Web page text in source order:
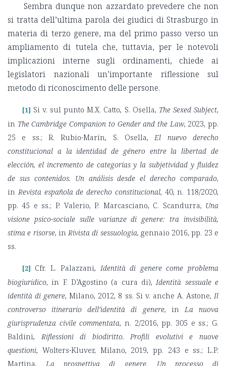
Sembra dunque non azzardato prevedere che non
si tratta dell’ultima parola dei giudici di Strasburgo in
materia di terzo genere, ma del primo passo verso un
ampliamento di tutela che, tuttavia, per le notevoli
implicazioni interne sugli ordinamenti, chiede ai
legislatori nazionali un’importante riflessione sul
metodo di riconoscimento delle persone.
[1] Si v. sul punto M.X. Catto, S. Osella, The Sexed Subject,
in The Cambridge Companion to Gender and the Law, 2023, pp.
25 e ss.; R. Rubio-Marín, S. Osella,El nuevo derecho
constitucional a la identidad de género entre la libertad de
elección, el incremento de categorías y la subjetividad y fluidez
de sus contenidos. Un análisis desde el derecho comparado,
in Revista española de derecho constitucional, 40, n. 118/2020,
pp. 45 e ss.; P. Valerio, P. Marcasciano, C. Scandurra, Una
visione psico-sociale sulle varianze di genere: tra invisibilità,
stima e risorse, inRivista di sessuologia, gennaio 2016, pp. 23 e
ss.
[2] Cfr. L. Palazzani, Identità di genere come problema
biogiuridico, in F. D’Agostino (a cura di),Identità sessuale e
identità di genere, Milano, 2012, 8 ss. Si v. anche A. Astone,Il
controverso itinerario dell’identità di genere, in La nuova
giurisprudenza civile commentata, n. 2/2016, pp. 305 e ss.; G.
Baldini, Riflessioni di biodiritto. Profili evolutivi e nuove
questioni, Wolters-Kluver, Milano, 2019, pp. 243 e ss.; L.P.
Martina,La prospettiva di genere. Un processo di